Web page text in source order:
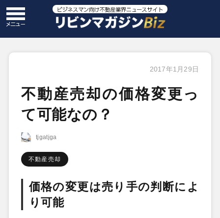
2017年1月29日
不動産売却の価格変更っ
て可能なの？
tjgatjga
不動産売却
価格の変更は売り手の判断によ
り可能